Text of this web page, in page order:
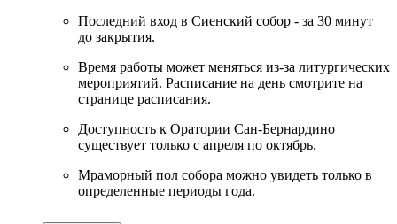
Последний вход в Сиенский собор - за 30 минут
до закрытия.
Время работы может меняться из-за литургических
мероприятий. Расписание на день смотрите на
странице расписания.
Доступность к Оратории Сан-Бернардино
существует только с апреля по октябрь.
Мраморный пол собора можно увидеть только в
определенные периоды года.